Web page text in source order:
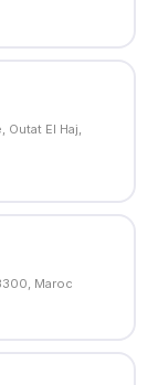
Maroc